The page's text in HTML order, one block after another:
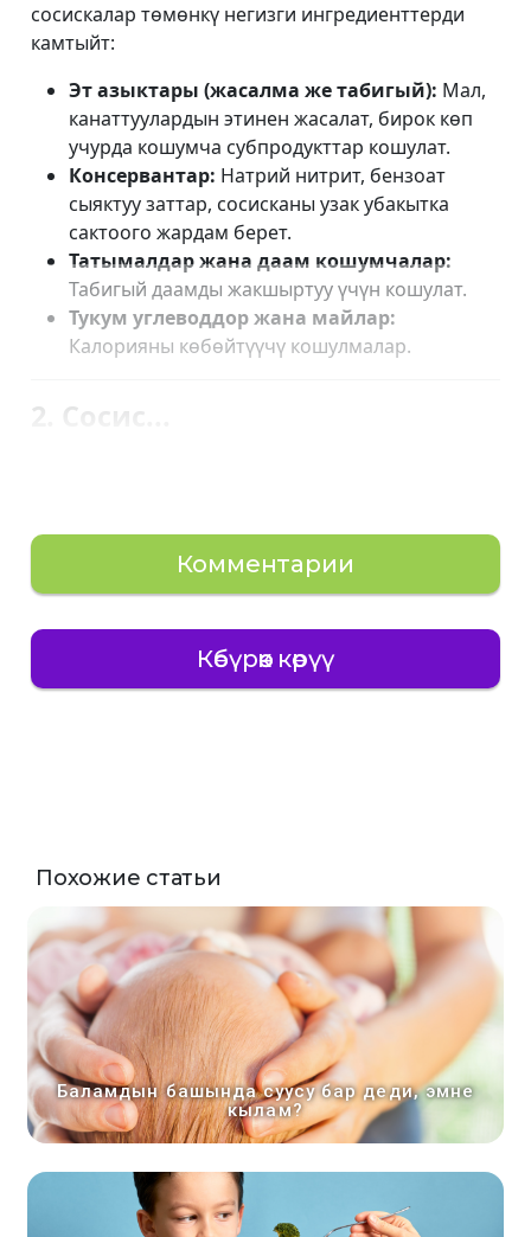
сосискалар төмөнкү негизги ингредиенттерди
камтыйт:
Эт азыктары (жасалма же табигый): Мал,
канаттуулардын этинен жасалат, бирок көп
учурда кошумча субпродукттар кошулат.
Консервантар: Натрий нитрит, бензоат
сыяктуу заттар, сосисканы узак убакытка
сактоого жардам берет.
Татымалдар жана даам кошумчалар:
Табигый даамды жакшыртуу үчүн кошулат.
Тукум углеводдор жана майлар:
Калорияны көбөйтүүчү кошулмалар.
2. Сосис...
Комментарии
Көбүрөөк көрүү
Похожие статьи
Баламдын башында суусу бар деди, эмне
кылам?